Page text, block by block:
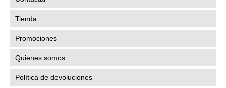
Tienda
Promociones
Quienes somos
Política de devoluciones